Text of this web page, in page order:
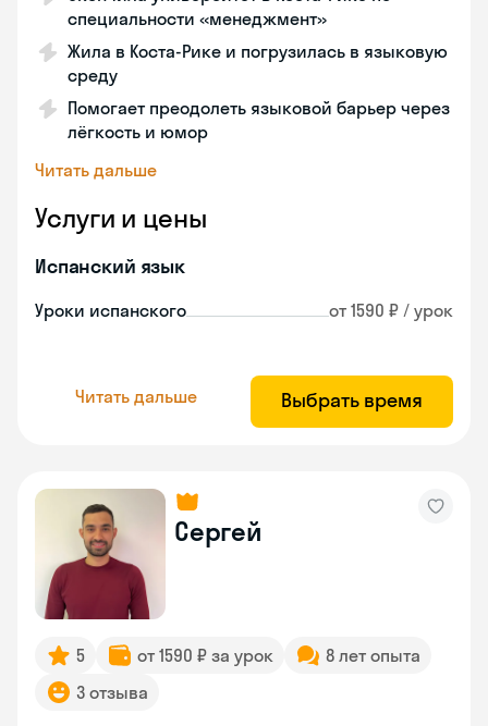
специальности «менеджмент»
Жила в Коста‑Рике и погрузилась в языковую
среду
Помогает преодолеть языковой барьер через
лёгкость и юмор
Читать дальше
Услуги и цены
Испанский язык
Уроки испанского от 1590 ₽ / урок
Читать дальше Выбрать время
Сергей
5 от 1590 ₽ за урок
8 лет опыта
3 отзыва